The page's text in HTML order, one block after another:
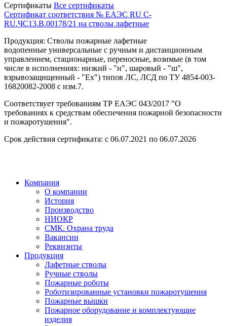
Сертификаты Все сертификаты
Сертификат соответствия № ЕАЭС RU C-
RU.ЧС13.В.00178/21 на стволы лафетные
Продукция: Стволы пожарные лафетные
водопенные универсальные с ручным и дистанционным
управлением, стационарные, переносные, возимые (в том
числе в исполнениях: низкий - "н", шаровый - "ш",
взрывозащищенный - "Ех") типов ЛС, ЛСД по ТУ 4854-003-
16820082-2008 с изм.7.
Соответствует требованиям ТР ЕАЭС 043/2017 "О
требованиях к средствам обеспечения пожарной безопасности
и пожаротушения".
Срок действия сертификата: с 06.07.2021 по 06.07.2026
Компания
О компании
История
Производство
НИОКР
СМК. Охрана труда
Вакансии
Реквизиты
Продукция
Лафетные стволы
Ручные стволы
Пожарные роботы
Роботизированные установки пожаротушения
Пожарные вышки
Пожарное оборудование и комплектующие
изделия